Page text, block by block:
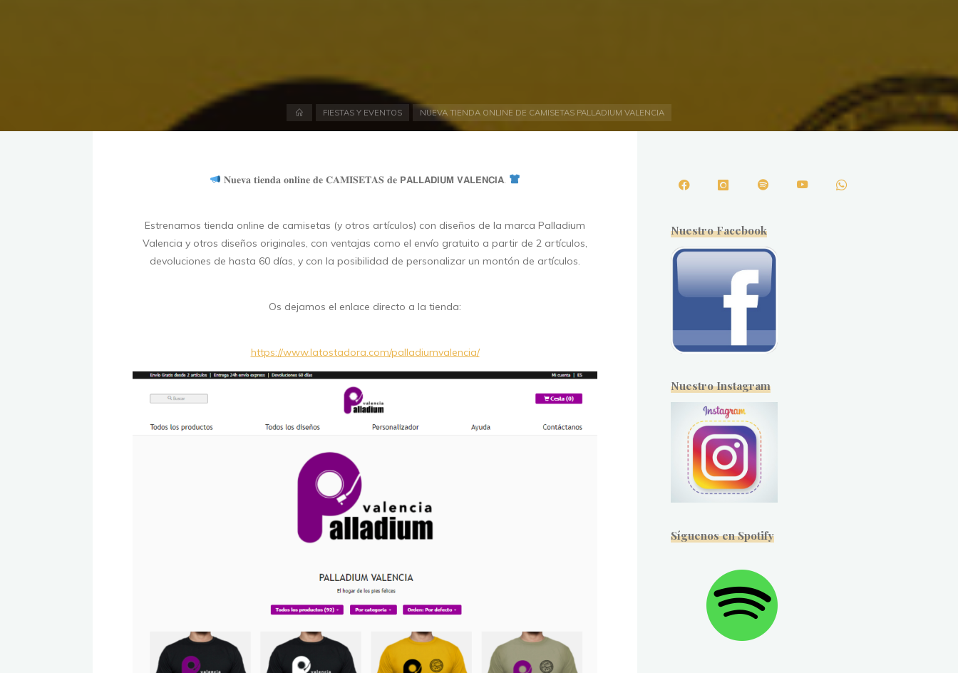
InicioFIESTAS Y EVENTOS NUEVA TIENDA ONLINE DE CAMISETAS PALLADIUM VALENCIA
𝐍𝐮𝐞𝐯𝐚 𝐭𝐢𝐞𝐧𝐝𝐚 𝐨𝐧𝐥𝐢𝐧𝐞 𝐝𝐞 𝐂𝐀𝐌𝐈𝐒𝐄𝐓𝐀𝐒 𝐝𝐞 𝗣𝗔𝗟𝗟𝗔𝗗𝗜𝗨𝗠 𝗩𝗔𝗟𝗘𝗡𝗖𝗜𝗔.
Estrenamos tienda online de camisetas (y otros artículos) con diseños de la marca Palladium
Valencia y otros diseños originales, con ventajas como el envío gratuito a partir de 2 artículos,
devoluciones de hasta 60 días, y con la posibilidad de personalizar un montón de artículos.
Os dejamos el enlace directo a la tienda:
https://www.latostadora.com/palladiumvalencia/
Nuestro Facebook
Nuestro Instagram
Síguenos en Spotify